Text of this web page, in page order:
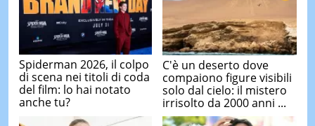
Spiderman 2026, il colpo
di scena nei titoli di coda
del film: lo hai notato
anche tu?
C'è un deserto dove
compaiono figure visibili
solo dal cielo: il mistero
irrisolto da 2000 anni ...